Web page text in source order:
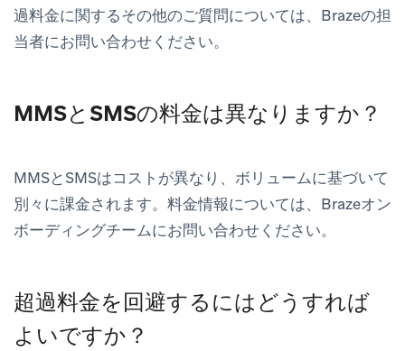
過料金に関するその他のご質問については、Brazeの担
当者にお問い合わせください。
MMSとSMSの料金は異なりますか？
MMSとSMSはコストが異なり、ボリュームに基づいて
別々に課金されます。料金情報については、Brazeオン
ボーディングチームにお問い合わせください。
超過料金を回避するにはどうすれば
よいですか？